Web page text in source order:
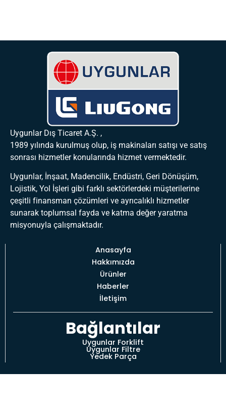
Uygunlar Dış Ticaret A.Ş. ,
1989 yılında kurulmuş olup, iş makinaları satışı ve satış
sonrası hizmetler konularında hizmet vermektedir.
Uygunlar, İnşaat, Madencilik, Endüstri, Geri Dönüşüm,
Lojistik, Yol İşleri gibi farklı sektörlerdeki müşterilerine
çeşitli finansman çözümleri ve ayrıcalıklı hizmetler
sunarak toplumsal fayda ve katma değer yaratma
misyonuyla çalışmaktadır.
Anasayfa
Hakkımızda
Ürünler
Haberler
İletişim
Bağlantılar
Uygunlar Forklift
Uygunlar Filtre
Yedek Parça